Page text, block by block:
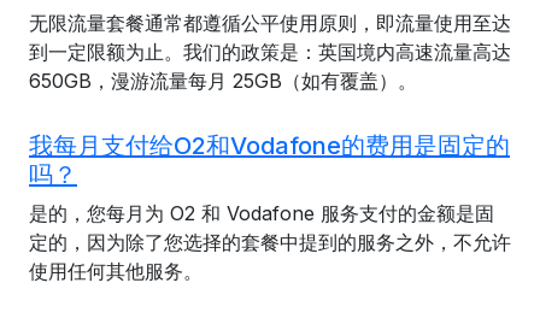
无限流量套餐通常都遵循公平使用原则，即流量使用至达
到一定限额为止。我们的政策是：英国境内高速流量高达
650GB，漫游流量每月 25GB（如有覆盖）。
我每月支付给O2和Vodafone的费用是固定的
吗？
是的，您每月为 O2 和 Vodafone 服务支付的金额是固
定的，因为除了您选择的套餐中提到的服务之外，不允许
使用任何其他服务。